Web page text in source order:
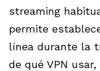
streaming
permite
línea durante la
de qué VPN